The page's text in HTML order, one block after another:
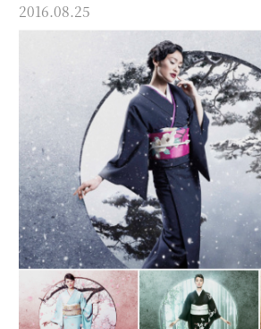
2016.08.25